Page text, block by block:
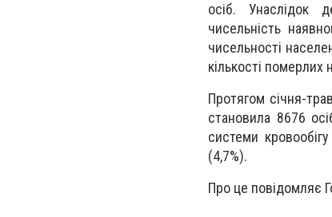
осіб. Унаслідок
чисельність
чисельності
кількості
Протягом січня-
становила 8676
системи
(4,7%).
Про це повідомляє